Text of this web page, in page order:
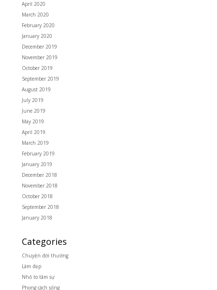
April 2020
March 2020
February 2020
January 2020
December 2019
November 2019
October 2019
September 2019
August 2019
July 2019
June 2019
May 2019
April 2019
March 2019
February 2019
January 2019
December 2018
November 2018
October 2018
September 2018
January 2018
Categories
Chuyện đời thường
Làm đẹp
Nhỏ to tâm sự
Phong cách sống